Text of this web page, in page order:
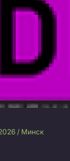
/ Минск